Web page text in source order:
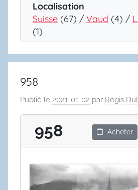
Localisation
Suisse (67) / Vaud (4) /
(1)
958
Publié le 2021-01-02 par Régis
958 Acheter